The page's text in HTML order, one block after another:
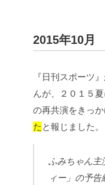
2015年10月
『日刊スポーツ
んが、２０１５
の再共演をきっか
た と報じました。
ふみちゃん主
ィー」の予告